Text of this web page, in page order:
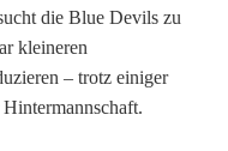
die Blue Devils zu
kleineren
– trotz einiger